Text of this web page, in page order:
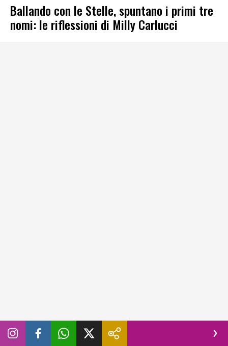
Ballando con le Stelle, spuntano i primi tre
nomi: le riflessioni di Milly Carlucci